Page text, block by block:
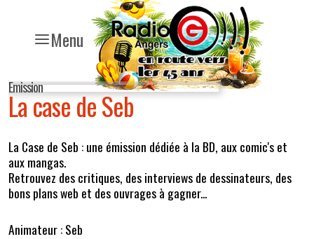
Menu
Emission
La case de Seb
La Case de Seb : une émission dédiée à la BD, aux comic's et
aux mangas.
Retrouvez des critiques, des interviews de dessinateurs, des
bons plans web et des ouvrages à gagner...
Animateur : Seb